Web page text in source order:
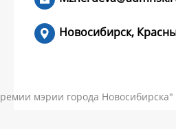
Новосибирск,
мэрии города Новосибирска"